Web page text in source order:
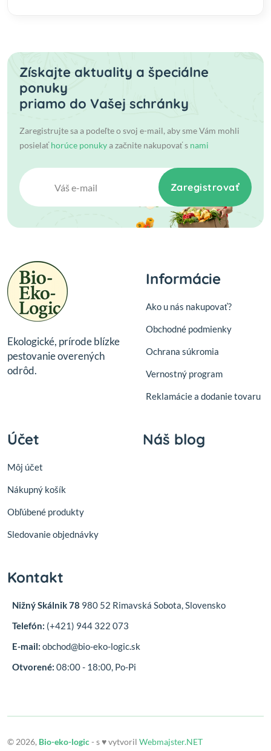
Získajte aktuality a špeciálne
ponuky
priamo do Vašej schránky
Zaregistrujte sa a podeľte o svoj e-mail, aby sme Vám mohli
posielaťhorúce ponukya začnite nakupovať s nami
Zaregistrovať
Ekologické, prírode blízke
pestovanie overených
odrôd.
Informácie
Ako u nás nakupovať?
Obchodné podmienky
Ochrana súkromia
Vernostný program
Reklamácie a dodanie tovaru
Účet
Môj účet
Nákupný košík
Obľúbené produkty
Sledovanie objednávky
Náš blog
Kontakt
Nižný Skálnik 78 980 52 Rimavská Sobota, Slovensko
Telefón: (+421) 944 322 073
E-mail: obchod@bio-eko-logic.sk
Otvorené: 08:00 - 18:00, Po-Pi
© 2026, Bio-eko-logic- s ♥ vytvoril Webmajster.NET